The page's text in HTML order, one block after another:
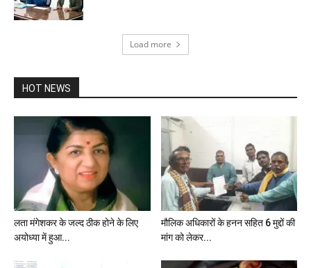
Load more
HOT NEWS
लता मंगेशकर के जल्द ठीक होने के लिए
अयोध्या में हुआ...
मौलिक अधिकारों के हनन सहित 6 मुद्दों की
मांग को लेकर...